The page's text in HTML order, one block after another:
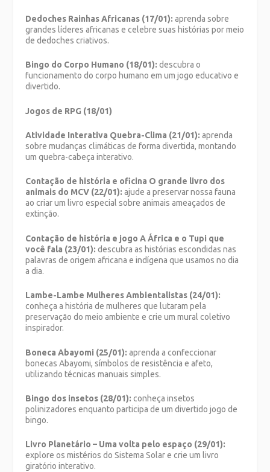
Dedoches Rainhas Africanas (17/01): aprenda sobre
grandes líderes africanas e celebre suas histórias por meio
de dedoches criativos.
Bingo do Corpo Humano (18/01): descubra o
funcionamento do corpo humano em um jogo educativo e
divertido.
Jogos de RPG (18/01)
Atividade Interativa Quebra-Clima (21/01): aprenda
sobre mudanças climáticas de forma divertida, montando
um quebra-cabeça interativo.
Contação de história e oficina O grande livro dos
animais do MCV (22/01): ajude a preservar nossa fauna
ao criar um livro especial sobre animais ameaçados de
extinção.
Contação de história e jogo A África e o Tupi que
você fala (23/01): descubra as histórias escondidas nas
palavras de origem africana e indígena que usamos no dia
a dia.
Lambe-Lambe Mulheres Ambientalistas (24/01):
conheça a história de mulheres que lutaram pela
preservação do meio ambiente e crie um mural coletivo
inspirador.
Boneca Abayomi (25/01): aprenda a confeccionar
bonecas Abayomi, símbolos de resistência e afeto,
utilizando técnicas manuais simples.
Bingo dos insetos (28/01): conheça insetos
polinizadores enquanto participa de um divertido jogo de
bingo.
Livro Planetário – Uma volta pelo espaço (29/01):
explore os mistérios do Sistema Solar e crie um livro
giratório interativo.